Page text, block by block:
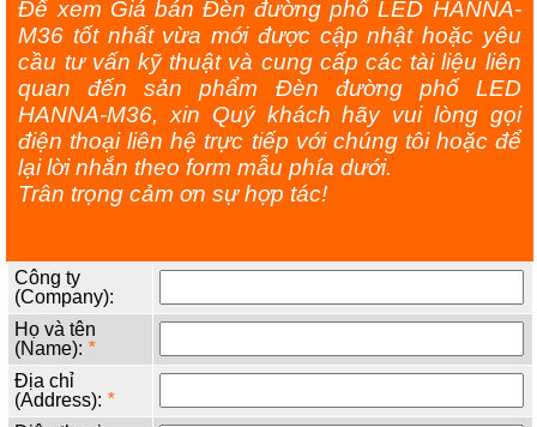
Để xem Giá bán Đèn đường phố LED HANNA-
M36 tốt nhất vừa mới được cập nhật hoặc yêu
cầu tư vấn kỹ thuật và cung cấp các tài liệu liên
quan đến sản phẩm Đèn đường phố LED
HANNA-M36, xin Quý khách hãy vui lòng gọi
điện thoại liên hệ trực tiếp với chúng tôi hoặc để
lại lời nhắn theo form mẫu phía dưới.
Trân trọng cảm ơn sự hợp tác!
Công ty
(Company):
Họ và tên
(Name): *
Địa chỉ
(Address): *